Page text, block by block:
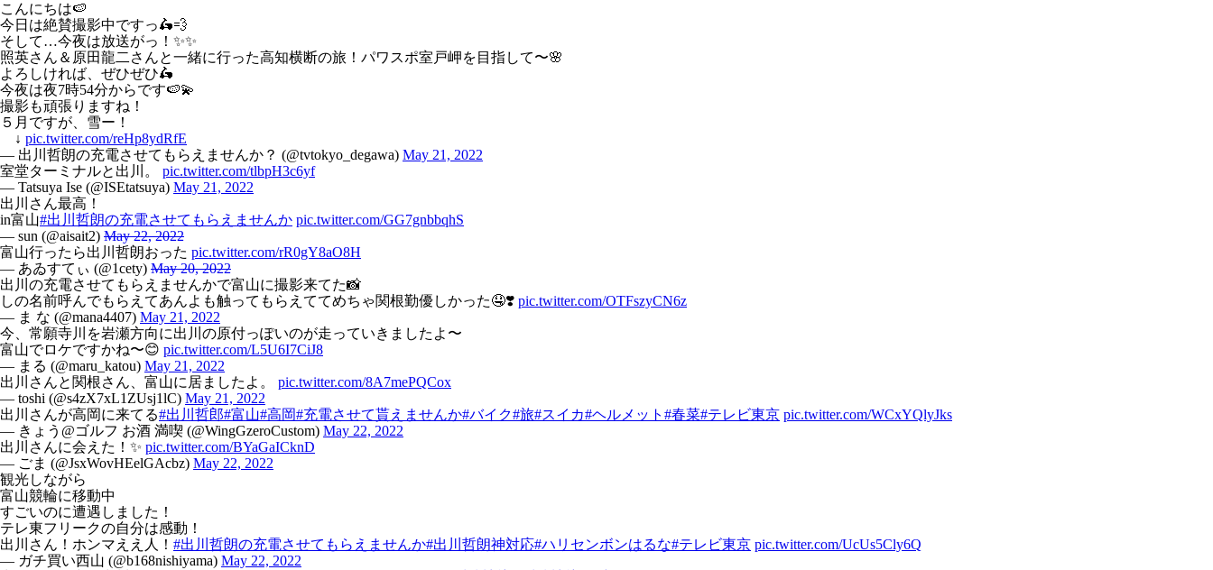
こんにちは🍉
今日は絶賛撮影中ですっ🛵💨
そして…今夜は放送がっ！✨✨
照英さん＆原田龍二さんと一緒に行った高知横断の旅！パワスポ室戸岬を目指して〜🌸
よろしければ、ぜひぜひ🛵
今夜は夜7時54分からです🍉💫
撮影も頑張りますね！
５月ですが、雪ー！
↓ pic.twitter.com/reHp8ydRfE
— 出川哲朗の充電させてもらえませんか？ (@tvtokyo_degawa) May 21, 2022
室堂ターミナルと出川。 pic.twitter.com/tlbpH3c6yf
— Tatsuya Ise (@ISEtatsuya) May 21, 2022
出川さん最高！
in富山#出川哲朗の充電させてもらえませんか pic.twitter.com/GG7gnbbqhS
— sun (@aisait2) May 22, 2022
富山行ったら出川哲朗おった pic.twitter.com/rR0gY8aO8H
— あゐすてぃ (@1cety) May 20, 2022
出川の充電させてもらえませんかで富山に撮影来てた📸
しの名前呼んでもらえてあんよも触ってもらえててめちゃ関根勤優しかった🤤❣️ pic.twitter.com/OTFszyCN6z
— ま な (@mana4407) May 21, 2022
今、常願寺川を岩瀬方向に出川の原付っぽいのが走っていきましたよ〜
富山でロケですかね〜😊 pic.twitter.com/L5U6I7CiJ8
— まる (@maru_katou) May 21, 2022
出川さんと関根さん、富山に居ましたよ。 pic.twitter.com/8A7mePQCox
— toshi (@s4zX7xL1ZUsj1lC) May 21, 2022
出川さんが高岡に来てる#出川哲郎#富山#高岡#充電させて貰えませんか#バイク#旅#スイカ#ヘルメット #春菜#テレビ東京 pic.twitter.com/WCxYQlyJks
— きょう@ゴルフ お酒 満喫 (@WingGzeroCustom) May 22, 2022
出川さんに会えた！✨ pic.twitter.com/BYaGaICknD
— ごま (@JsxWovHEelGAcbz) May 22, 2022
観光しながら
富山競輪に移動中
すごいのに遭遇しました！
テレ東フリークの自分は感動！
出川さん！ホンマええ人！ #出川哲朗の充電させてもらえませんか#出川哲朗神対応#ハリセンボンはるな#テレビ東京 pic.twitter.com/UcUs5Cly6Q
— ガチ買い西山 (@b168nishiyama) May 22, 2022